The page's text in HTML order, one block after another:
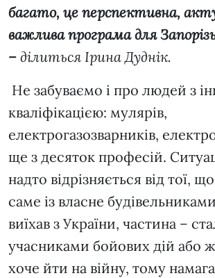
багато, це перспективна,
важлива програма для
– ділиться Ірина Дуднік.
Не забуваємо і про людей з
кваліфікацією: мулярів,
електрогазозварників,
ще з десяток професій.
надто відрізняється від тої,
саме із власне
виїхав з України, частина –
учасниками бойових дій або
хоче йти на війну, тому